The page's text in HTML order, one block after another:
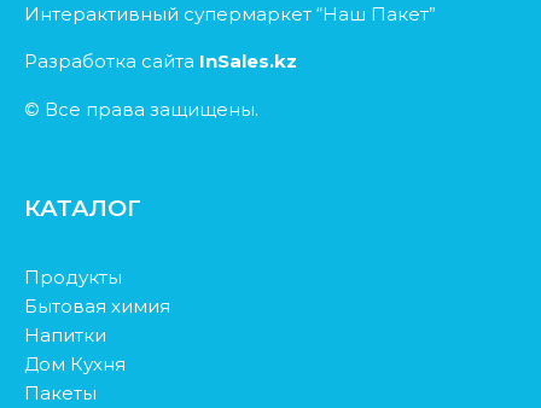
Интерактивный супермаркет “Наш Пакет”
Разработка сайта InSales.kz
© Все права защищены.
КАТАЛОГ
Продукты
Бытовая химия
Напитки
Дом Кухня
Пакеты